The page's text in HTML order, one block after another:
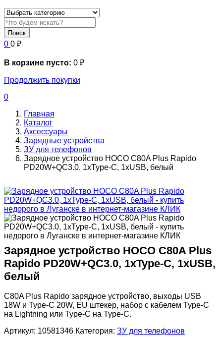
Поиск
0 0 ₽
В корзине пусто: 0 ₽
Продолжить покупки
0
Главная
Каталог
Аксессуары
Зарядные устройства
ЗУ для телефонов
Зарядное устройство HOCO C80A Plus Rapido
PD20W+QC3.0, 1xType-C, 1xUSB, белый
Зарядное устройство HOCO C80A Plus
Rapido PD20W+QC3.0, 1xType-C, 1xUSB,
белый
C80A Plus Rapido зарядное устройство, выходы USB
18W и Type-C 20W, EU штекер, набор с кабелем Type-C
на Lightning или Type-C на Type-C.
Артикул: 10581346 Категория: ЗУ для телефонов